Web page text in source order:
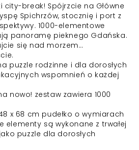
break! Spójrzcie na Główne
Spichrzów, stocznię i port z
1000-elementowe
panoramę pieknego Gdańska.
się nad morzem…
puzzle rodzinne i dla dorosłych
wspomnień o każdej
nowo! zestaw zawiera 1000
x 68 cm pudełko o wymiarach
elementy są wykonane z trwałej
puzzle dla dorosłych